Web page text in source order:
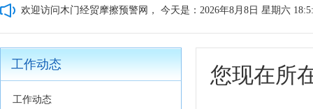
欢迎访问木门经贸摩擦预警网， 今天是：2026年8月8日 星期六
工作动态
工作动态
您现在所